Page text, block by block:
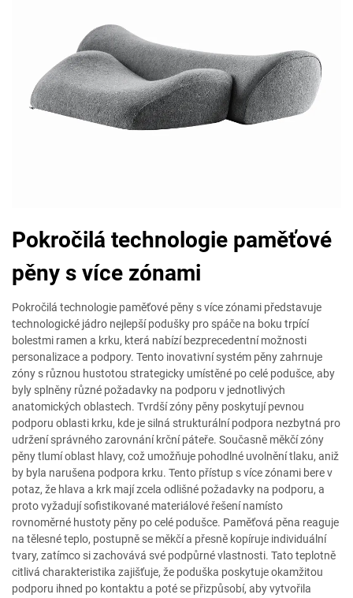
Pokročilá technologie paměťové
pěny s více zónami
Pokročilá technologie paměťové pěny s více zónami představuje
technologické jádro nejlepší podušky pro spáče na boku trpící
bolestmi ramen a krku, která nabízí bezprecedentní možnosti
personalizace a podpory. Tento inovativní systém pěny zahrnuje
zóny s různou hustotou strategicky umístěné po celé podušce, aby
byly splněny různé požadavky na podporu v jednotlivých
anatomických oblastech. Tvrdší zóny pěny poskytují pevnou
podporu oblasti krku, kde je silná strukturální podpora nezbytná pro
udržení správného zarovnání krční páteře. Současně měkčí zóny
pěny tlumí oblast hlavy, což umožňuje pohodlné uvolnění tlaku, aniž
by byla narušena podpora krku. Tento přístup s více zónami bere v
potaz, že hlava a krk mají zcela odlišné požadavky na podporu, a
proto vyžadují sofistikované materiálové řešení namísto
rovnoměrné hustoty pěny po celé podušce. Paměťová pěna reaguje
na tělesné teplo, postupně se měkčí a přesně kopíruje individuální
tvary, zatímco si zachovává své podpůrné vlastnosti. Tato teplotně
citlivá charakteristika zajišťuje, že poduška poskytuje okamžitou
podporu ihned po kontaktu a poté se přizpůsobí, aby vytvořila